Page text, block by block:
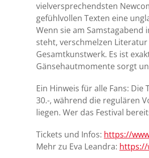
vielversprechendsten
gefühlvollen Texten eine
Wenn sie am
steht, verschmelzen
Gesamtkunstwerk. Es ist
Gänsehautmomente sorgt
Ein Hinweis für alle Fans:
30.-, während die regulären
liegen. Wer das Festival
Tickets und Infos: https://
Mehr zu Eva Leandra: https://